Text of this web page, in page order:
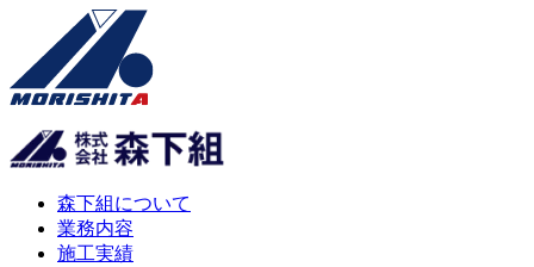
森下組について
業務内容
施工実績